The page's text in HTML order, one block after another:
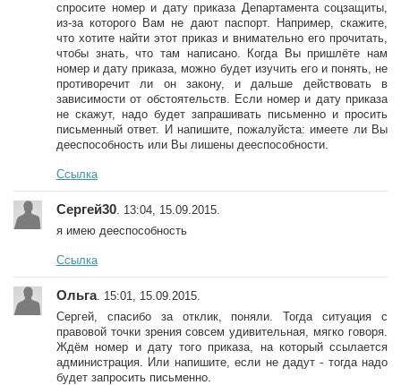
спросите номер и дату приказа Департамента соцзащиты,
из-за которого Вам не дают паспорт. Например, скажите,
что хотите найти этот приказ и внимательно его прочитать,
чтобы знать, что там написано. Когда Вы пришлёте нам
номер и дату приказа, можно будет изучить его и понять, не
противоречит ли он закону, и дальше действовать в
зависимости от обстоятельств. Если номер и дату приказа
не скажут, надо будет запрашивать письменно и просить
письменный ответ. И напишите, пожалуйста: имеете ли Вы
дееспособность или Вы лишены дееспособности.
Ссылка
Сергей30 . 13:04, 15.09.2015.
я имею дееспособность
Ссылка
Ольга. 15:01, 15.09.2015.
Сергей, спасибо за отклик, поняли. Тогда ситуация с
правовой точки зрения совсем удивительная, мягко говоря.
Ждём номер и дату того приказа, на который ссылается
администрация. Или напишите, если не дадут - тогда надо
будет запросить письменно.